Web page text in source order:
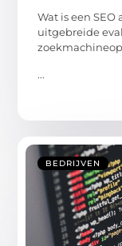
Wat is een SEO
uitgebreide
...
BEDRIJVEN